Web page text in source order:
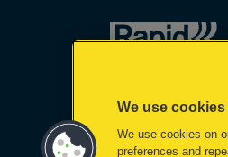
We use
We use cookies on
preferences and